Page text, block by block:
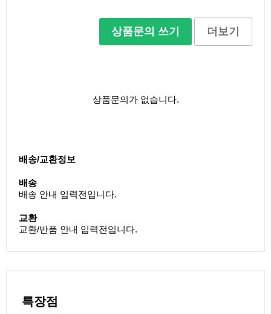
상품문의 쓰기 더보기
상품문의가 없습니다.
배송/교환정보
배송
배송 안내 입력전입니다.
교환
교환/반품 안내 입력전입니다.
특장점